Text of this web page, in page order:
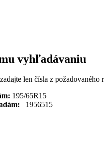
vyhľadávaniu
len čísla z
195/65R15
1956515